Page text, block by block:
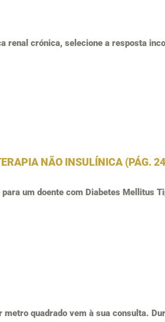
renal crónica, selecione a resposta
NÃO INSULÍNICA (PÁG.
um doente com Diabetes Mellitus
quadrado vem à sua consulta.